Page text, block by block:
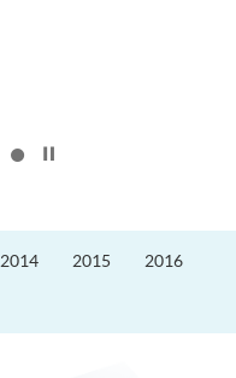
2014 2015 2016